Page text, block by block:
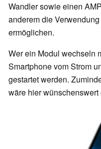
Wandler sowie einen
anderem die
ermöglichen.
Wer ein Modul wechseln
Smartphone vom Strom
gestartet werden.
wäre hier wünschenswert